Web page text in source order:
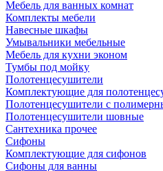
Мебель для ванных комнат
Комплекты мебели
Навесные шкафы
Умывальники мебельные
Мебель для кухни эконом
Тумбы под мойку
Полотенцесушители
Комплектующие для
Полотенцесушители с
Полотенцесушители шовные
Сантехника прочее
Сифоны
Комплектующие для сифонов
Сифоны для ванны